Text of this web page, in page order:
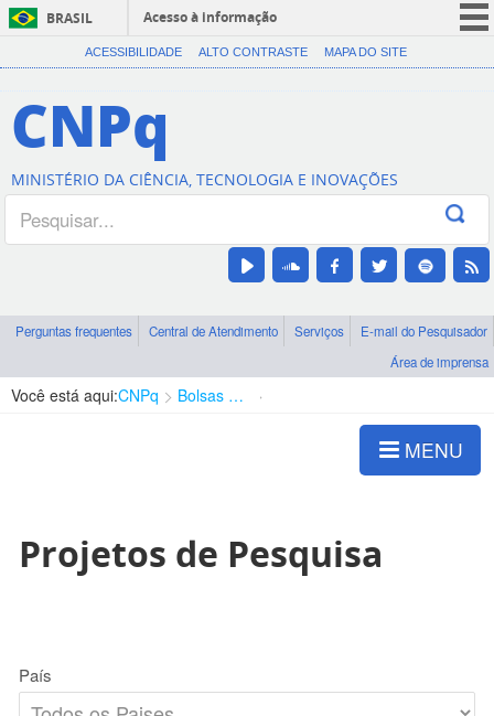
BRASIL
Acesso à informação
CORONAVÍRUS (COVID-19)
Canais
ACESSIBILIDADE ALTO CONTRASTE MAPA DO SITE
CNPq
MINISTÉRIO DA CIÊNCIA, TECNOLOGIA E INOVAÇÕES
Perguntas frequentes Central de Atendimento Serviços
E-mail do Pesquisador
Área de imprensa
Você está aqui:CNPq Bolsas e Auxílios Vigentes
MENU
Projetos de Pesquisa
País